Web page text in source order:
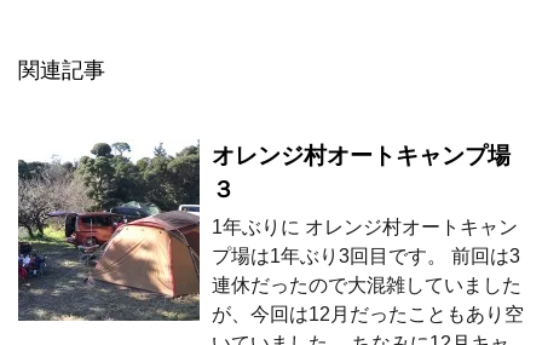
関連記事
オレンジ村オートキャンプ場
３
1年ぶりに オレンジ村オートキャン
プ場は1年ぶり3回目です。 前回は3
連休だったので大混雑していました
が、今回は12月だったこともあり空